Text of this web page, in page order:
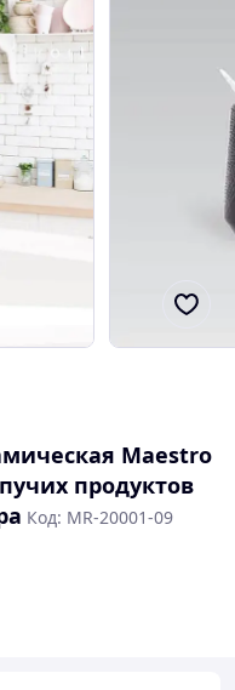
Maestro
продуктов
Код: MR-20001-09